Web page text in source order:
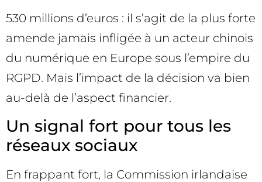
530 millions d’euros : il s’agit de la plus forte
amende jamais infligée à un acteur chinois
du numérique en Europe sous l’empire du
RGPD. Mais l’impact de la décision va bien
au-delà de l’aspect financier.
Un signal fort pour tous les
réseaux sociaux
En frappant fort, la Commission irlandaise